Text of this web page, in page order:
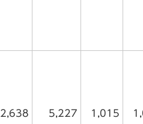
2,638 5,227 1,015